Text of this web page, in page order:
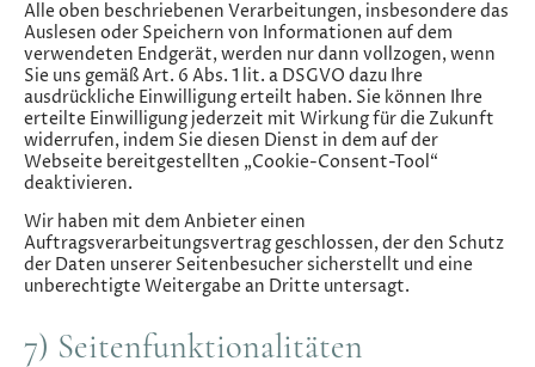
Alle oben beschriebenen Verarbeitungen, insbesondere das
Auslesen oder Speichern von Informationen auf dem
verwendeten Endgerät, werden nur dann vollzogen, wenn
Sie uns gemäß Art. 6 Abs. 1 lit. a DSGVO dazu Ihre
ausdrückliche Einwilligung erteilt haben. Sie können Ihre
erteilte Einwilligung jederzeit mit Wirkung für die Zukunft
widerrufen, indem Sie diesen Dienst in dem auf der
Webseite bereitgestellten „Cookie-Consent-Tool“
deaktivieren.
Wir haben mit dem Anbieter einen
Auftragsverarbeitungsvertrag geschlossen, der den Schutz
der Daten unserer Seitenbesucher sicherstellt und eine
unberechtigte Weitergabe an Dritte untersagt.
7) Seitenfunktionalitäten